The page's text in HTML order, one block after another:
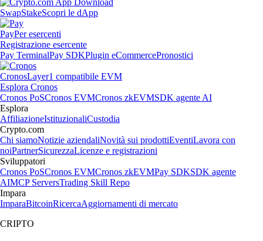
SwapStakeScopri le dApp
PayPer esercenti
Registrazione esercente
Pay TerminalPay SDKPlugin eCommercePronostici
CronosLayer1 compatibile EVM
Esplora Cronos
Cronos PoSCronos EVMCronos zkEVMSDK agente AI
Esplora
AffiliazioneIstituzionaliCustodia
Crypto.com
Chi siamoNotizie aziendaliNovità sui prodottiEventiLavora con
noiPartnerSicurezzaLicenze e registrazioni
Sviluppatori
Cronos PoSCronos EVMCronos zkEVMPay SDKSDK agente
AIMCP ServersTrading Skill Repo
Impara
ImparaBitcoinRicercaAggiornamenti di mercato
CRIPTO